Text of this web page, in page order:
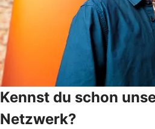
Kennst du schon
Netzwerk?